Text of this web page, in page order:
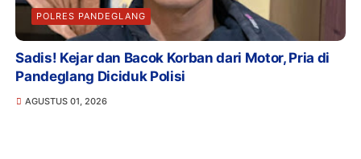
POLRES PANDEGLANG
Sadis! Kejar dan Bacok Korban dari Motor, Pria di
Pandeglang Diciduk Polisi
AGUSTUS 01, 2026